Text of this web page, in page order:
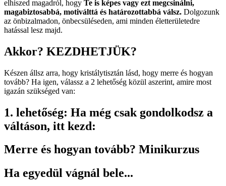
elhiszed magadról, hogy Te is képes vagy ezt megcsinálni,
magabiztosabbá, motiválttá és határozottabbá válsz. Dolgozunk
az önbizalmadon, önbecsüléseden, ami minden életterületedre
hatással lesz majd.
Akkor? KEZDHETJÜK?
Készen állsz arra, hogy kristálytisztán lásd, hogy merre és hogyan
tovább? Ha igen, válassz a 2 lehetőség közül aszerint, amire most
igazán szükséged van:
1. lehetőség: Ha még csak gondolkodsz a
váltáson, itt kezd:
Merre és hogyan tovább? Minikurzus
Ha egyedül vágnál bele...